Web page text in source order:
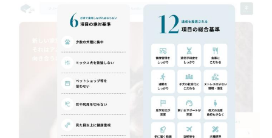
いるというケースもあります。こうした問題は、消費者にと
っても大きな負担であり、ワンちゃん自身にとっても非常に
だからこそ、私たちは正しい情報と安心して選べる場所を提
供すべきだと考えています。BreederFamiliesでは、ワンち
ゃんを家族のように愛する「優良ブリーダー」のみを独自の
厳しい基準で厳選し、その評価基準や評価結果をオープンに
しています。これにより、消費者の皆様が安心して子犬やブ
リーダーを選べる環境を整えています。
そして、消費者の皆様が正しい情報をもとに優良ブリーダー
を求めることで、ワンちゃんを家族のように愛する優良ブリ